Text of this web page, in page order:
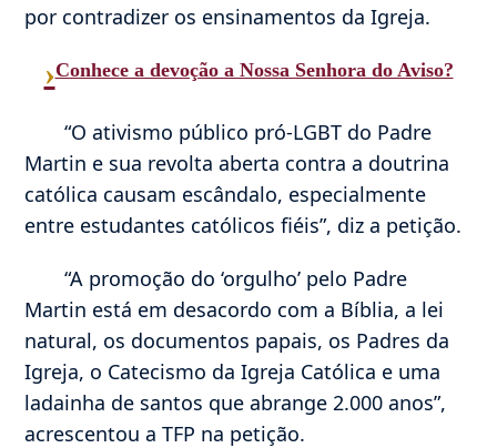
por contradizer os ensinamentos da Igreja.
›Conhece a devoção a Nossa Senhora do Aviso?
“O ativismo público pró-LGBT do Padre
Martin e sua revolta aberta contra a doutrina
católica causam escândalo, especialmente
entre estudantes católicos fiéis”, diz a petição.
“A promoção do ‘orgulho’ pelo Padre
Martin está em desacordo com a Bíblia, a lei
natural, os documentos papais, os Padres da
Igreja, o Catecismo da Igreja Católica e uma
ladainha de santos que abrange 2.000 anos”,
acrescentou a TFP na petição.